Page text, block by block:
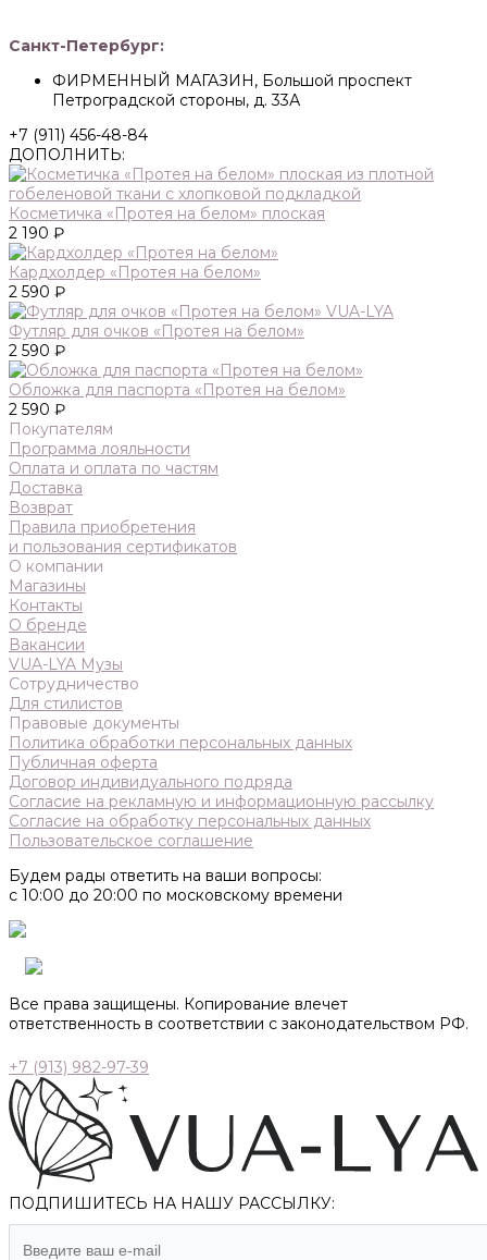
Санкт-Петербург:
ФИРМЕННЫЙ МАГАЗИН, Большой проспект
Петроградской стороны, д. 33А
+7 (911) 456-48-84
ДОПОЛНИТЬ:
Косметичка «Протея на белом» плоская
2 190 ₽
Кардхолдер «Протея на белом»
2 590 ₽
Футляр для очков «Протея на белом»
2 590 ₽
Обложка для паспорта «Протея на белом»
2 590 ₽
Покупателям
Программа лояльности
Оплата и оплата по частям
Доставка
Возврат
Правила приобретения
и пользования сертификатов
О компании
Магазины
Контакты
О бренде
Вакансии
VUA-LYA Музы
Сотрудничество
Для стилистов
Правовые документы
Политика обработки персональных данных
Публичная оферта
Договор индивидуального подряда
Согласие на рекламную и информационную рассылку
Согласие на обработку персональных данных
Пользовательское соглашение
Будем рады ответить на ваши вопросы:
с 10:00 до 20:00 по московскому времени
Все права защищены. Копирование влечет
ответственность в соответствии с законодательством РФ.
+7 (913) 982-97-39
ПОДПИШИТЕСЬ НА НАШУ РАССЫЛКУ: